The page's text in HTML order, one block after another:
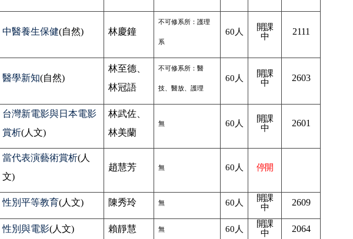
中醫養生保健(自然) 林慶鐘
不可修系所：護理
系
60人
開課
中
2111
醫學新知(自然)
林至德、
林冠語
不可修系所：醫
技、醫放、護理
60人
開課
中
2603
台灣新電影與日本電影
賞析(人文)
林武佐、
林美蘭
無 60人
開課
中
2601
當代表演藝術賞析(人
文)
趙慧芳 無 60人 停開
性別平等教育(人文) 陳秀玲 無 60人
開課
中
2609
性別與電影(人文) 賴靜慧 無 60人
開課
中
2064